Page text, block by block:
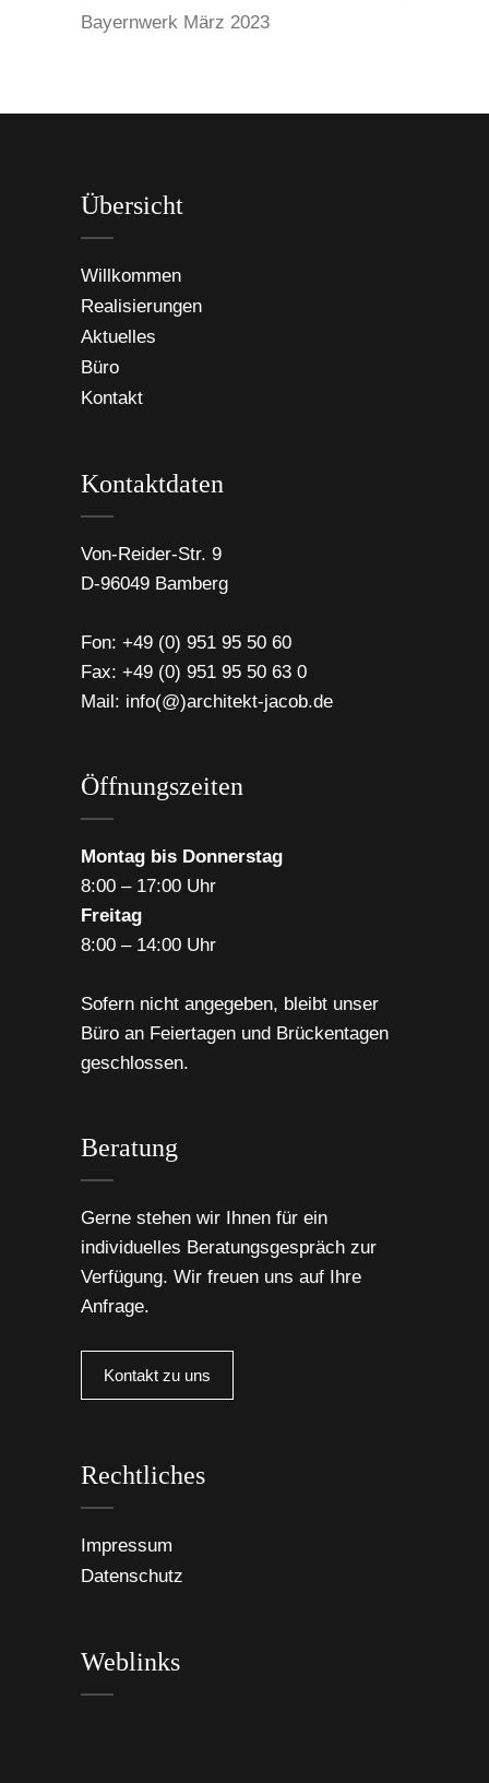
Bayernwerk März 2023
Übersicht
Willkommen
Realisierungen
Aktuelles
Büro
Kontakt
Kontaktdaten
Von-Reider-Str. 9
D-96049 Bamberg
Fon: +49 (0) 951 95 50 60
Fax: +49 (0) 951 95 50 63 0
Mail: info(@)architekt-jacob.de
Öffnungszeiten
Montag bis Donnerstag
8:00 – 17:00 Uhr
Freitag
8:00 – 14:00 Uhr
Sofern nicht angegeben, bleibt unser
Büro an Feiertagen und Brückentagen
geschlossen.
Beratung
Gerne stehen wir Ihnen für ein
individuelles Beratungsgespräch zur
Verfügung. Wir freuen uns auf Ihre
Anfrage.
Kontakt zu uns
Rechtliches
Impressum
Datenschutz
Weblinks